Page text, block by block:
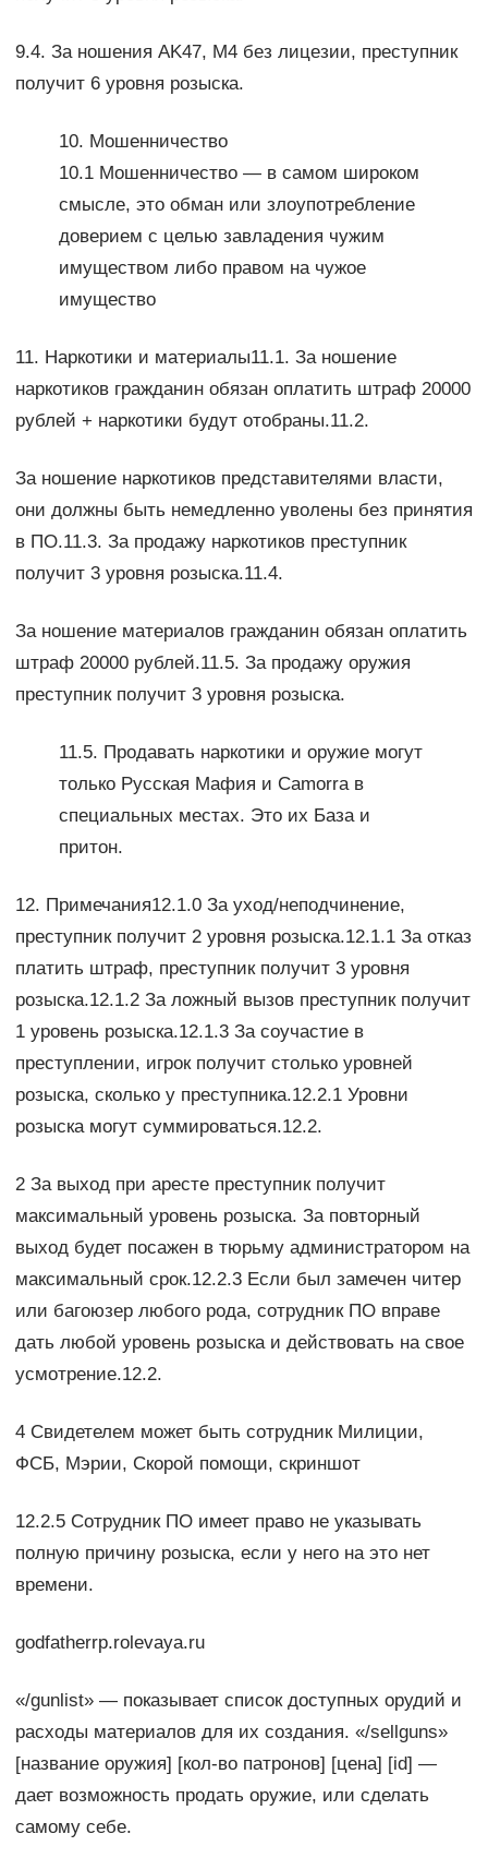
9.4. За ношения AK47, M4 без лицезии, преступник
получит 6 уровня розыска.
10. Мошенничество
10.1 Мошенничество — в самом широком
смысле, это обман или злоупотребление
доверием с целью завладения чужим
имуществом либо правом на чужое
имущество
11. Наркотики и материалы11.1. За ношение
наркотиков гражданин обязан оплатить штраф 20000
рублей + наркотики будут отобраны.11.2.
За ношение наркотиков представителями власти,
они должны быть немедленно уволены без принятия
в ПО.11.3. За продажу наркотиков преступник
получит 3 уровня розыска.11.4.
За ношение материалов гражданин обязан оплатить
штраф 20000 рублей.11.5. За продажу оружия
преступник получит 3 уровня розыска.
11.5. Продавать наркотики и оружие могут
только Русская Мафия и Camorra в
специальных местах. Это их База и
притон.
12. Примечания12.1.0 За уход/неподчинение,
преступник получит 2 уровня розыска.12.1.1 За отказ
платить штраф, преступник получит 3 уровня
розыска.12.1.2 За ложный вызов преступник получит
1 уровень розыска.12.1.3 За соучастие в
преступлении, игрок получит столько уровней
розыска, сколько у преступника.12.2.1 Уровни
розыска могут суммироваться.12.2.
2 За выход при аресте преступник получит
максимальный уровень розыска. За повторный
выход будет посажен в тюрьму администратором на
максимальный срок.12.2.3 Если был замечен читер
или багоюзер любого рода, сотрудник ПО вправе
дать любой уровень розыска и действовать на свое
усмотрение.12.2.
4 Свидетелем может быть сотрудник Милиции,
ФСБ, Мэрии, Скорой помощи, скриншот
12.2.5 Сотрудник ПО имеет право не указывать
полную причину розыска, если у него на это нет
времени.
godfatherrp.rolevaya.ru
«/gunlist» — показывает список доступных орудий и
расходы материалов для их создания. «/sellguns»
[название оружия] [кол-во патронов] [цена] [id] —
дает возможность продать оружие, или сделать
самому себе.